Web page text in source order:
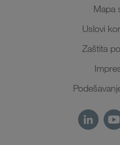
Mapa
Uslovi
Zaštita